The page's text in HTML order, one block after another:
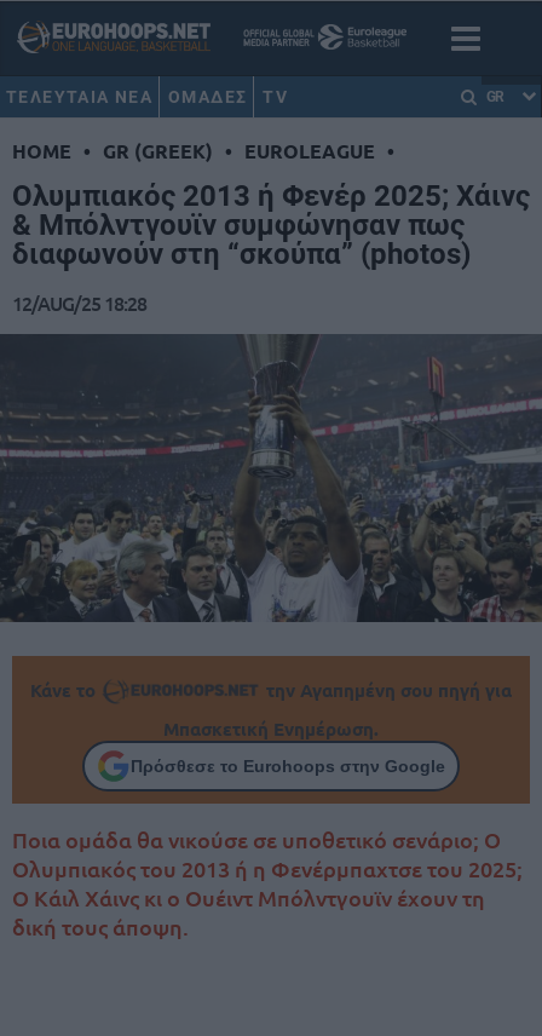
ΤΕΛΕΥΤΑΙΑ ΝΕΑ ΟΜΑΔΕΣ TV GR
HOME • GR (GREEK) • EUROLEAGUE •
Ολυμπιακός 2013 ή Φενέρ 2025; Χάινς
& Μπόλντγουϊν συμφώνησαν πως
διαφωνούν στη “σκούπα” (photos)
12/AUG/25 18:28
Κάνε το
την Αγαπημένη σου πηγή για
Μπασκετική Ενημέρωση.
Πρόσθεσε το Eurohoops στην Google
Ποια ομάδα θα νικούσε σε υποθετικό σενάριο; Ο
Ολυμπιακός του 2013 ή η Φενέρμπαχτσε του 2025;
Ο Κάιλ Χάινς κι ο Ουέιντ Μπόλντγουϊν έχουν τη
δική τους άποψη.